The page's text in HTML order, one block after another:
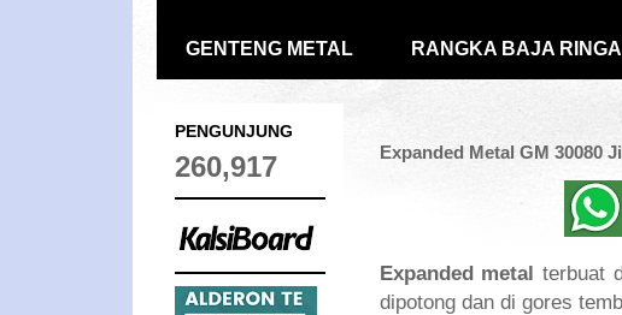
GENTENG METAL RANGKA BAJA
Expanded Metal GM 30080
Expanded metal terbuat
dipotong dan di gores
PENGUNJUNG
260,917